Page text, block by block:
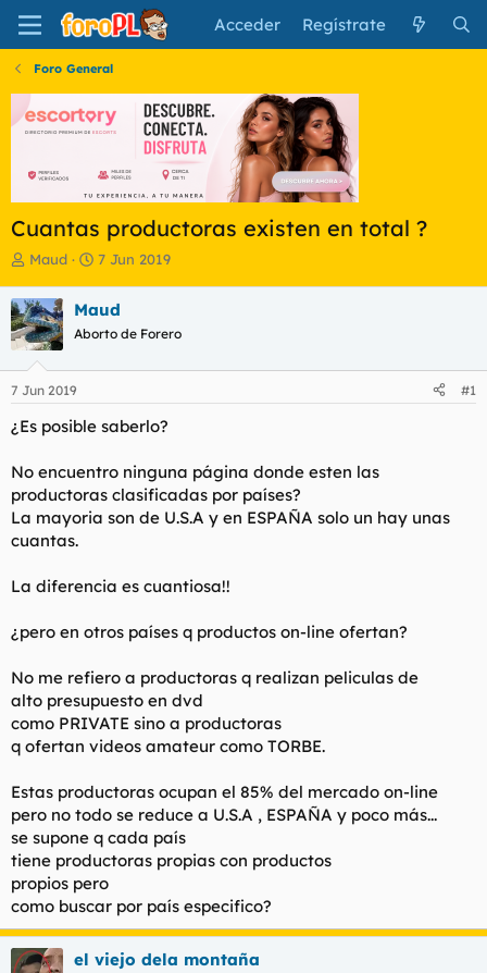
Acceder Regístrate
Foro General
Cuantas productoras existen en total ?
I
i
c
i
a
d
o
d
l
t
e
a
Maud
F
h
a
e
i
o
7 Jun 2019
Maud
Aborto de Forero
7 Jun 2019 #1
¿Es posible saberlo?
No encuentro ninguna página donde esten las
productoras clasificadas por países?
La mayoria son de U.S.A y en ESPAÑA solo un hay unas
cuantas.
La diferencia es cuantiosa!!
¿pero en otros países q productos on-line ofertan?
No me refiero a productoras q realizan peliculas de
alto presupuesto en dvd
como PRIVATE sino a productoras
q ofertan videos amateur como TORBE.
Estas productoras ocupan el 85% del mercado on-line
pero no todo se reduce a U.S.A , ESPAÑA y poco más...
se supone q cada país
tiene productoras propias con productos
propios pero
como buscar por país especifico?
el viejo dela montaña